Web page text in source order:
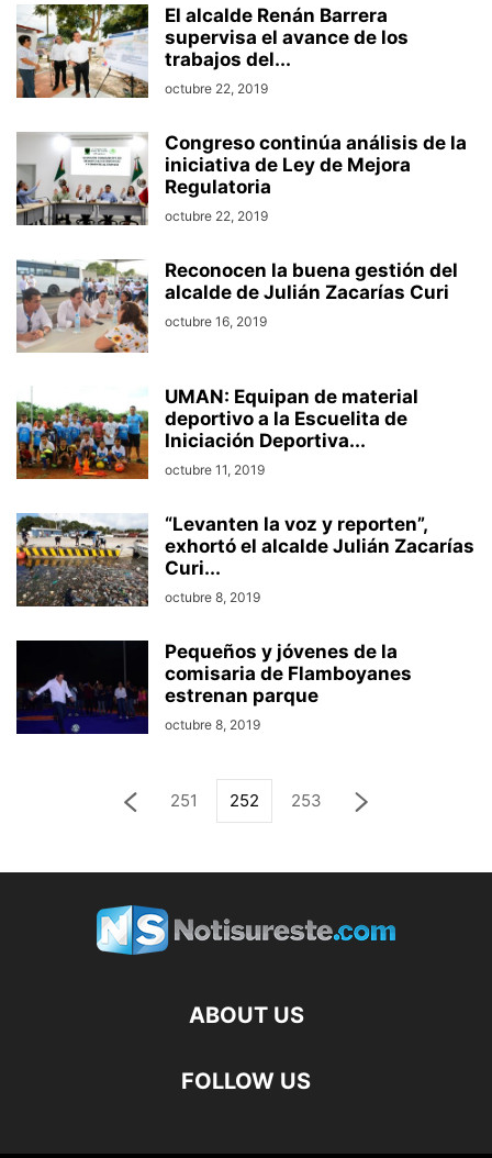
El alcalde Renán Barrera
supervisa el avance de los
trabajos del...
octubre 22, 2019
Congreso continúa análisis de la
iniciativa de Ley de Mejora
Regulatoria
octubre 22, 2019
Reconocen la buena gestión del
alcalde de Julián Zacarías Curi
octubre 16, 2019
UMAN: Equipan de material
deportivo a la Escuelita de
Iniciación Deportiva...
octubre 11, 2019
“Levanten la voz y reporten”,
exhortó el alcalde Julián Zacarías
Curi...
octubre 8, 2019
Pequeños y jóvenes de la
comisaria de Flamboyanes
estrenan parque
octubre 8, 2019
251 252 253
ABOUT US
FOLLOW US